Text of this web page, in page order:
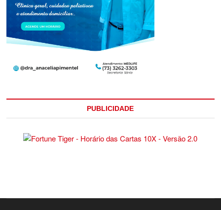
PUBLICIDADE